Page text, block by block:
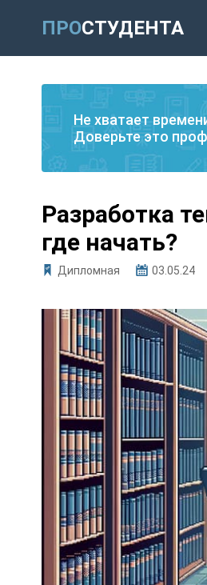
ПРОСТУДЕНТА
Не хватает
Доверьте это
Разработка
где начать?
Дипломная 03.05.24